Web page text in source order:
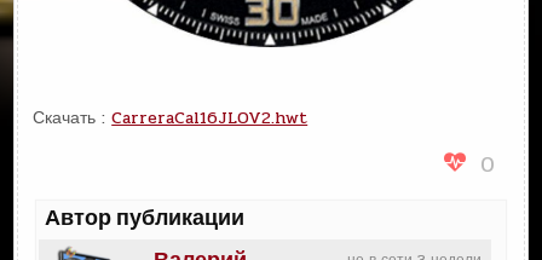
Скачать :CarreraCal16JLOV2.hwt
0
Автор публикации